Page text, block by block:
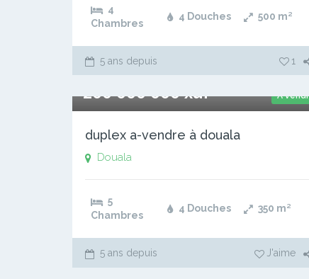
4
Chambres
4 Douches 500 m²
5 ans depuis 1
A
200 000 000 xaf
duplex a-vendre à douala
Douala
5
Chambres
4 Douches 350 m²
5 ans depuis J'aime